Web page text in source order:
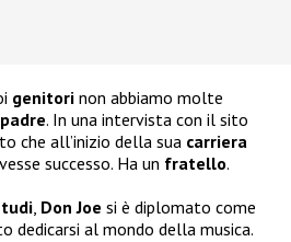
genitori non abbiamo molte
padre. In una intervista con il sito
che all’inizio della sua carriera
successo. Ha un fratello.
, Don Joe si è diplomato come
dedicarsi al mondo della musica.